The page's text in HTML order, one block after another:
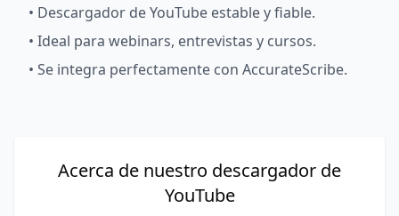
• Descargador de YouTube estable y fiable.
• Ideal para webinars, entrevistas y cursos.
• Se integra perfectamente con AccurateScribe.
Acerca de nuestro descargador de
YouTube